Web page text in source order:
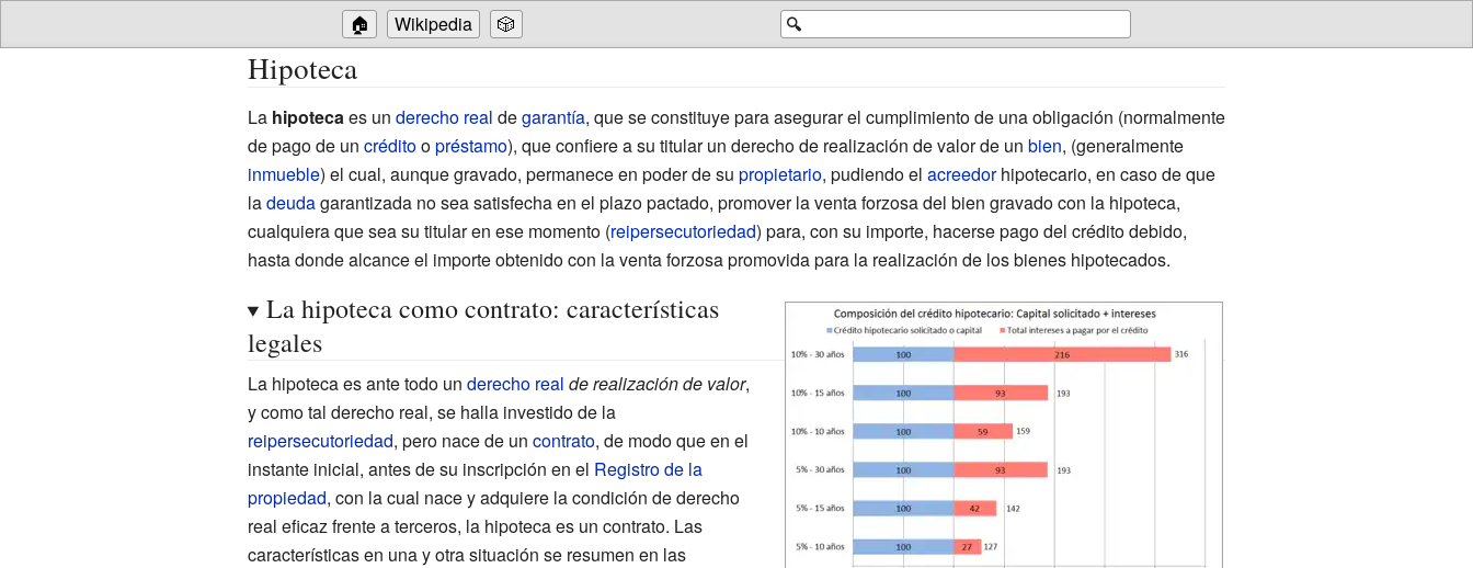
🔍
🏠 Wikipedia 🎲
Hipoteca
La hipoteca es un derecho real degarantía, que se constituye para asegurar el cumplimiento de una obligación (normalmente
de pago de un créditoopréstamo), que confiere a su titular un derecho de realización de valor de un bien, (generalmente
inmueble) el cual, aunque gravado, permanece en poder de su propietario, pudiendo el acreedorhipotecario, en caso de que
ladeudagarantizada no sea satisfecha en el plazo pactado, promover la venta forzosa del bien gravado con la hipoteca,
cualquiera que sea su titular en ese momento (reipersecutoriedad) para, con su importe, hacerse pago del crédito debido,
hasta donde alcance el importe obtenido con la venta forzosa promovida para la realización de los bienes hipotecados.
La hipoteca como contrato: características
legales
La hipoteca es ante todo un derecho real de realización de valor,
y como tal derecho real, se halla investido de la
reipersecutoriedad, pero nace de un contrato, de modo que en el
instante inicial, antes de su inscripción en el Registro de la
propiedad, con la cual nace y adquiere la condición de derecho
real eficaz frente a terceros, la hipoteca es un contrato. Las
características en una y otra situación se resumen en las